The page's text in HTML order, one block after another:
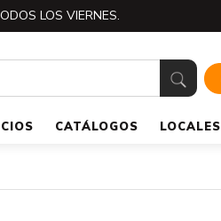
LOS VIERNES.
CATÁLOGOS LOCALES